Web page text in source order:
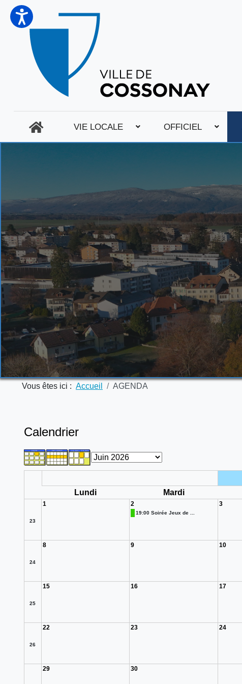
VIE LOCALE OFFICIEL
Vous êtes ici : Accueil AGENDA
Calendrier
Lundi
Mardi
23
1 2
19:00 Soirée Jeux de ...
3
24
8 9 10
25
15 16 17
26
22 23 24
29 30